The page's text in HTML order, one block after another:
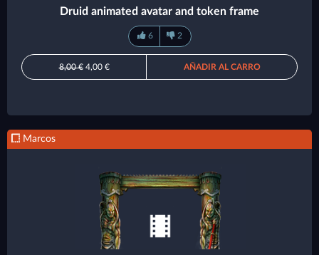
Druid animated avatar and token frame
6 2
8,00 €4,00 € AÑADIR AL CARRO
Marcos